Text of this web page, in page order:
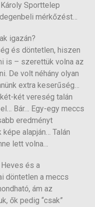
Sporttelep
mérkőzést…
igazán?
és döntetlen, hiszen
is – szerettük volna az
De volt néhány olyan
extra keserűség…
két vereség talán
Bár… Egy-egy meccs
eredményt
alapján… Talán
lett volna…
és a
döntetlen a meccs
ám az
ők pedig “csak”